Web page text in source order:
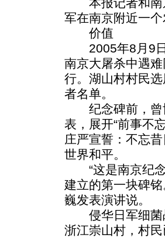
军在南京附近一个
价值
2005年8月9日
南京大屠杀中遇
行。湖山村村民
者名单。
纪念碑前，曾
表，展开“前事不
庄严宣誓：不忘
世界和平。
“这是南京纪念
建立的第一块碑
巍发表演讲说。
侵华日军细菌
浙江崇山村，村